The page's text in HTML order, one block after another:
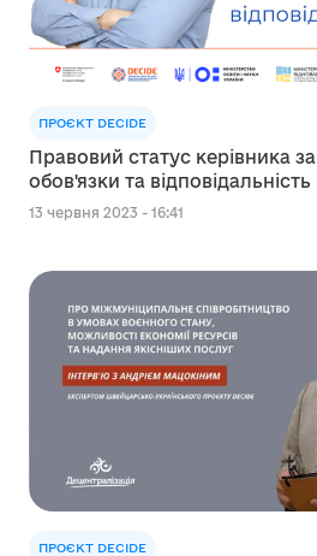
ПРОЄКТ DECIDE
Правовий статус керівника
обов'язки та
13 червня 2023 - 16:41
ПРОЄКТ DECIDE